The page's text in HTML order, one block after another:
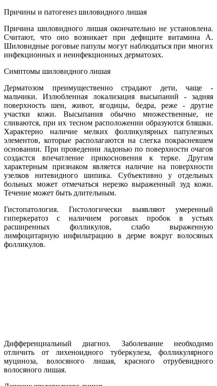
Причины и патогенез шиловидного лишая
Причина шиловидного лишая окончательно не установлена.
Считают, что оно возникает при дефиците витамина А.
Шиловидные роговые папулы могут наблюдаться при многих
инфекционных и неинфекционных дерматозах.
Симптомы шиловидного лишая
Дерматозом преимущественно страдают дети, чаще -
мальчики. Излюбленная локализация высыпаний - задняя
поверхность шеи, живот, ягодицы, бедра, реже - другие
участки кожи. Высыпания обычно множественные, не
сливаются, при их тесном расположении образуются бляшки.
Характерно наличие мелких фолликулярных папулезных
элементов, которые располагаются на слегка покрасневшем
основании. При проведении ладонью по поверхности очагов
создастся впечатление прикосновения к терке. Другим
характерным признаком является наличие на поверхности
узелков нитевидного шипика. Субъективно у отдельных
больных может отмечаться нерезко выраженный зуд кожи.
Течение может быть длительным.
Гистопатология. Гистологически выявляют умеренный
гиперкератоз с наличием роговых пробок в устьях
расширенных фолликулов, слабо выраженную
лимфоцитарную инфильтрацию в дерме вокруг волосяных
фолликулов.
Дифференциальный диагноз. Заболевание необходимо
отличить от лихеноидного туберкулеза, фолликулярного
муциноза, волосяного лишая, красного отрубевидного
волосяного лишая.